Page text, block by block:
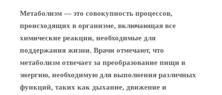
Метаболизм — это совокупность процессов,
происходящих в организме, включающая все
химические реакции, необходимые для
поддержания жизни. Врачи отмечают, что
метаболизм отвечает за преобразование пищи в
энергию, необходимую для выполнения различных
функций, таких как дыхание, движение и